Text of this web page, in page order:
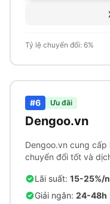
Tỷ lệ chuyển đổi: 6%
#6 Ưu đãi
Dengoo.vn
Dengoo.vn cung
chuyển đổi tốt và
Lãi suất: 15-25%/
Giải ngân: 24-48h